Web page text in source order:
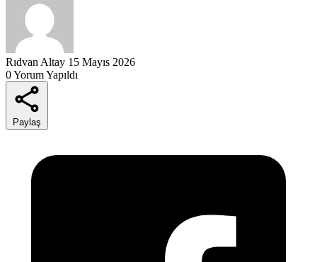
Rıdvan Altay 15 Mayıs 2026
0 Yorum Yapıldı
Paylaş